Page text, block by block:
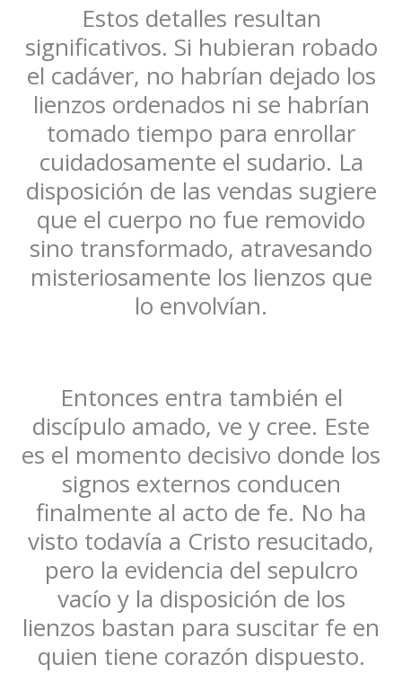
Estos detalles resultan
significativos. Si hubieran robado
el cadáver, no habrían dejado los
lienzos ordenados ni se habrían
tomado tiempo para enrollar
cuidadosamente el sudario. La
disposición de las vendas sugiere
que el cuerpo no fue removido
sino transformado, atravesando
misteriosamente los lienzos que
lo envolvían.
Entonces entra también el
discípulo amado, ve y cree. Este
es el momento decisivo donde los
signos externos conducen
finalmente al acto de fe. No ha
visto todavía a Cristo resucitado,
pero la evidencia del sepulcro
vacío y la disposición de los
lienzos bastan para suscitar fe en
quien tiene corazón dispuesto.